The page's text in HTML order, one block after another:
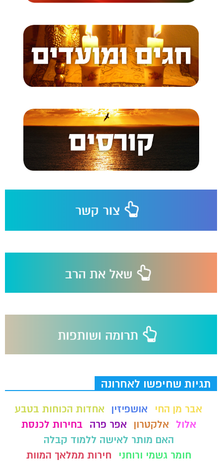
תגיות שחיפשו לאחרונה
אבר מן החי אושפיזין
אחדות הכוחות בטבע
אלול
אלקטרון אפר פרה
בחירות לכנסת
האם מותר לאישה ללמוד קבלה
חומר גשמי ורוחני
חירות ממלאך המוות